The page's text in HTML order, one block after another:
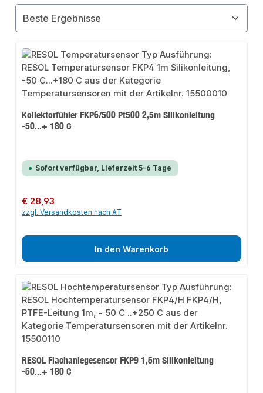
Kollektorfühler FKP6/500 Pt500 2,5m Silikonleitung
-50...+ 180 C
Sofort verfügbar, Lieferzeit 5-6 Tage
Regulärer Preis:
€ 28,93
zzgl. Versandkosten nach AT
In den Warenkorb
RESOL Flachanlegesensor FKP9 1,5m Silikonleitung
-50...+ 180 C